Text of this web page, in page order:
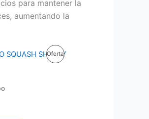
para mantener la
aumentando la
OfertaProducto